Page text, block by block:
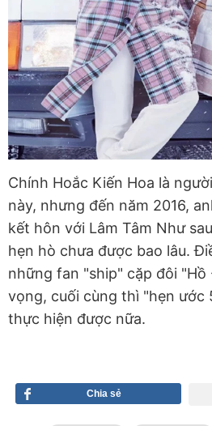
Chính Hoắc Kiến Hoa là
này, nhưng đến năm 2016,
kết hôn với Lâm Tâm Như
hẹn hò chưa được bao lâu.
những fan "ship" cặp đôi
vọng, cuối cùng thì "hẹn ước
thực hiện được nữa.
Chia sẻ